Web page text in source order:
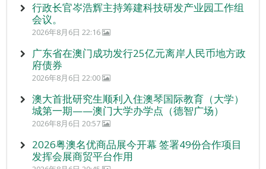
行政长官岑浩辉主持筹建科技研发产业园工作组
会议。
2026年8月6日 22:16
广东省在澳门成功发行25亿元离岸人民币地方政
府债券
2026年8月6日 22:00
澳大首批研究生顺利入住澳琴国际教育（大学）
城第一期——澳门大学办学点（德智广场）
2026年8月6日 20:57
2026粤澳名优商品展今开幕 签署49份合作项目
发挥会展商贸平台作用